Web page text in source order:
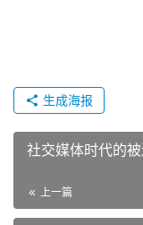
生成海报
社交媒体时代的
上一篇